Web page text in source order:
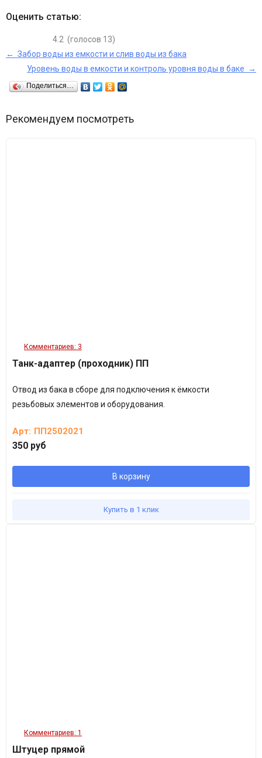
Оценить статью:
4.2 (голосов 13)
← Забор воды из емкости и слив воды из бака
Уровень воды в емкости и контроль уровня воды в баке →
Поделиться…
Рекомендуем посмотреть
Комментариев: 3
Танк-адаптер (проходник) ПП
Отвод из бака в сборе для подключения к ёмкости
резьбовых элементов и оборудования.
Арт: ПП2502021
350 руб
В корзину
Купить в 1 клик
Комментариев: 1
Штуцер прямой